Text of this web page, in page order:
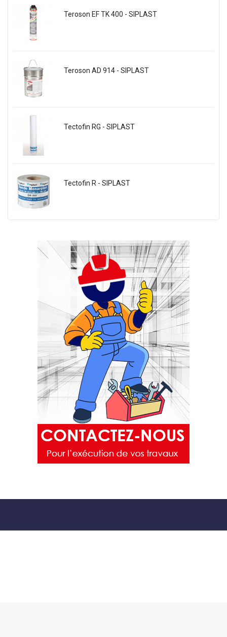
Teroson EF TK 400 - SIPLAST
Teroson AD 914 - SIPLAST
Tectofin RG - SIPLAST
Tectofin R - SIPLAST